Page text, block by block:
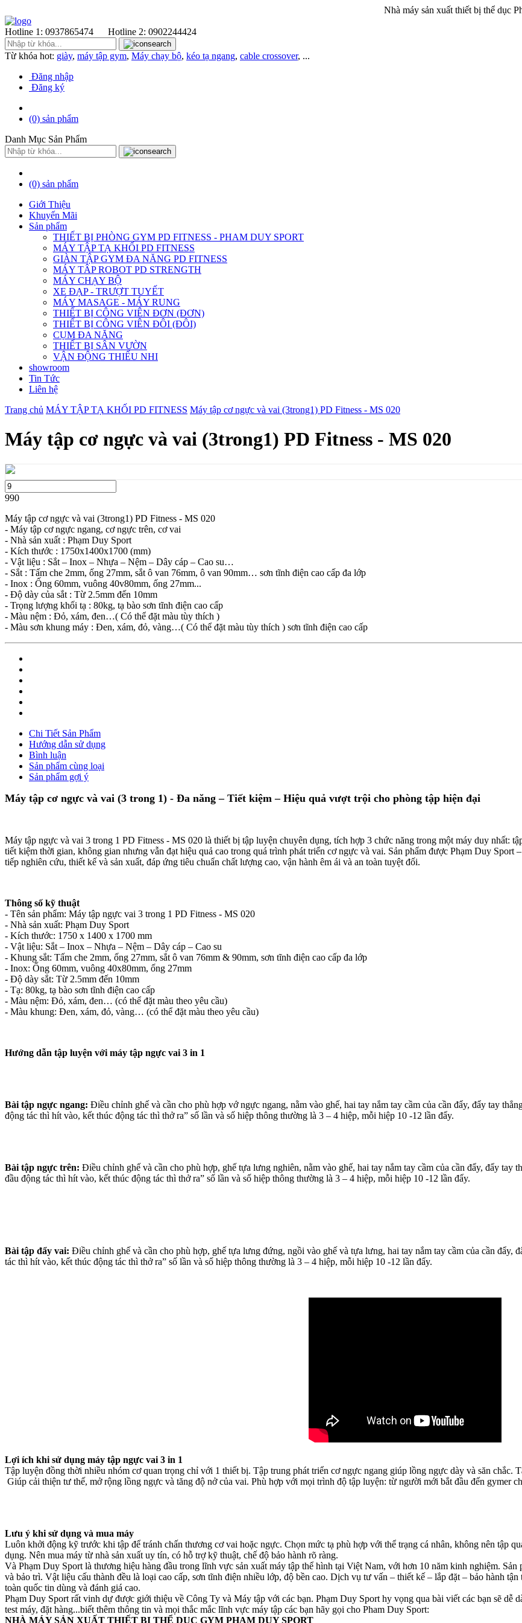
Nhà máy sản xuất thiết bị thể dục Phạm
Hotline 1: 0937865474 Hotline 2: 0902244424
Từ khóa hot: giày, máy tập gym, Máy chạy bộ, kéo tạ ngang, cable crossover, ...
Đăng nhập
Đăng ký
(0) sản phẩm
Danh Mục Sản Phẩm
(0) sản phẩm
Giới Thiệu
Khuyến Mãi
Sản phẩm
THIẾT BỊ PHÒNG GYM PD FITNESS - PHAM DUY SPORT
MÁY TẬP TẠ KHỐI PD FITNESS
GIÀN TẬP GYM ĐA NĂNG PD FITNESS
MÁY TÂP ROBOT PD STRENGTH
MÁY CHẠY BỘ
XE ĐẠP - TRƯỢT TUYẾT
MÁY MASAGE - MÁY RUNG
THIẾT BỊ CÔNG VIÊN ĐƠN (ĐƠN)
THIẾT BỊ CÔNG VIÊN ĐÔI (ĐÔI)
CỤM ĐA NĂNG
THIẾT BỊ SÂN VƯỜN
VẬN ĐỘNG THIẾU NHI
showroom
Tin Tức
Liên hệ
Trang chủ MÁY TẬP TẠ KHỐI PD FITNESS Máy tập cơ ngực và vai (3trong1) PD Fitness - MS 020
Máy tập cơ ngực và vai (3trong1) PD Fitness - MS 020
990
Máy tập cơ ngực và vai (3trong1) PD Fitness - MS 020
- Máy tập cơ ngực ngang, cơ ngực trên, cơ vai
- Nhà sản xuất : Phạm Duy Sport
- Kích thước : 1750x1400x1700 (mm)
- Vật liệu : Sắt – Inox – Nhựa – Nệm – Dây cáp – Cao su…
- Sắt : Tấm che 2mm, ống 27mm, sắt ô van 76mm, ô van 90mm… sơn tĩnh điện cao cấp đa lớp
- Inox : Ống 60mm, vuông 40v80mm, ống 27mm...
- Độ dày của sắt : Từ 2.5mm đến 10mm
- Trọng lượng khối tạ : 80kg, tạ bào sơn tĩnh điện cao cấp
- Màu nệm : Đỏ, xám, đen…( Có thể đặt màu tùy thích )
- Màu sơn khung máy : Đen, xám, đỏ, vàng…( Có thể đặt màu tùy thích ) sơn tĩnh điện cao cấp
Chi Tiết Sản Phẩm
Hướng dẫn sử dụng
Bình luận
Sản phẩm cùng loại
Sản phẩm gợi ý
Máy tập cơ ngực và vai (3 trong 1) - Đa năng – Tiết kiệm – Hiệu quả vượt trội cho phòng tập hiện đại
Máy tập ngực và vai 3 trong 1 PD Fitness - MS 020 là thiết bị tập luyện chuyên dụng, tích hợp 3 chức năng trong một máy duy nhất:
tiết kiệm thời gian, không gian nhưng vẫn đạt hiệu quả cao trong quá trình phát triển cơ ngực và vai. Sản phẩm được Phạm Duy
tiếp nghiên cứu, thiết kế và sản xuất, đáp ứng tiêu chuẩn chất lượng cao, vận hành êm ái và an toàn tuyệt đối.
Thông số kỹ thuật
- Tên sản phẩm: Máy tập ngực vai 3 trong 1 PD Fitness - MS 020
- Nhà sản xuất: Phạm Duy Sport
- Kích thước: 1750 x 1400 x 1700 mm
- Vật liệu: Sắt – Inox – Nhựa – Nệm – Dây cáp – Cao su
- Khung sắt: Tấm che 2mm, ống 27mm, sắt ô van 76mm & 90mm, sơn tĩnh điện cao cấp đa lớp
- Inox: Ống 60mm, vuông 40x80mm, ống 27mm
- Độ dày sắt: Từ 2.5mm đến 10mm
- Tạ: 80kg, tạ bào sơn tĩnh điện cao cấp
- Màu nệm: Đỏ, xám, đen… (có thể đặt màu theo yêu cầu)
- Màu khung: Đen, xám, đỏ, vàng… (có thể đặt màu theo yêu cầu)
Hướng dẫn tập luyện với máy tập ngực vai 3 in 1
Bài tập ngực ngang: Điều chỉnh ghế và cần cho phù hợp vớ ngực ngang, nằm vào ghế, hai tay nắm tay cầm của cần đẩy, đẩy tay
động tác thì hít vào, kết thúc động tác thì thở ra” số lần và số hiệp thông thường là 3 – 4 hiệp, mỗi hiệp 10 -12 lần đẩy.
Bài tập ngực trên: Điều chỉnh ghế và cần cho phù hợp, ghế tựa lưng nghiên, nằm vào ghế, hai tay nắm tay cầm của cần đẩy, đẩy
đầu động tác thì hít vào, kết thúc động tác thì thở ra” số lần và số hiệp thông thường là 3 – 4 hiệp, mỗi hiệp 10 -12 lần đẩy.
Bài tập đẩy vai: Điều chỉnh ghế và cần cho phù hợp, ghế tựa lưng đứng, ngồi vào ghế và tựa lưng, hai tay nắm tay cầm của cần
tác thì hít vào, kết thúc động tác thì thở ra” số lần và số hiệp thông thường là 3 – 4 hiệp, mỗi hiệp 10 -12 lần đẩy.
Lợi ích khi sử dụng máy tập ngực vai 3 in 1
Tập luyện đồng thời nhiều nhóm cơ quan trọng chỉ với 1 thiết bị. Tập trung phát triển cơ ngực ngang giúp lồng ngực dày và săn chắc.
Giúp cải thiện tư thế, mở rộng lồng ngực và tăng độ nở của vai. Phù hợp với mọi trình độ tập luyện: từ người mới bắt đầu đến gymer
Lưu ý khi sử dụng và mua máy
Luôn khởi động kỹ trước khi tập để tránh chấn thương cơ vai hoặc ngực. Chọn mức tạ phù hợp với thể trạng cá nhân, không nên tập
dụng. Nên mua máy từ nhà sản xuất uy tín, có hỗ trợ kỹ thuật, chế độ bảo hành rõ ràng.
Và Phạm Duy Sport là thương hiệu hàng đầu trong lĩnh vực sản xuất máy tập thể hình tại Việt Nam, với hơn 10 năm kinh nghiệm.
và bảo trì. Vật liệu cấu thành đều là loại cao cấp, sơn tĩnh điện nhiều lớp, độ bền cao. Dịch vụ tư vấn – thiết kế – lắp đặt – bảo hành
toàn quốc tin dùng và đánh giá cao.
Phạm Duy Sport rất vinh dự được giới thiệu về Công Ty và Máy tập với các bạn. Phạm Duy Sport hy vọng qua bài viết các bạn sẽ dễ
test máy, đặt hàng...biết thêm thông tin và mọi thắc mắc lĩnh vực máy tập các bạn hãy gọi cho Pham Duy Sport:
NHÀ MÁY SẢN XUẤT THIẾT BỊ THỂ DỤC GYM PHAM DUY SPORT